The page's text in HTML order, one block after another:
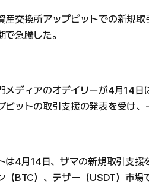
産交換所アップビットでの新規取
で急騰した。
メディアのオデイリーが4月14日
ビットの取引支援の発表を受け
は4月14日、ザマの新規取引支援
（BTC）、テザー（USDT）市場